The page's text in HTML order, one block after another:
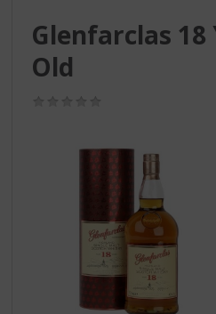
Glenfarclas 18
Old